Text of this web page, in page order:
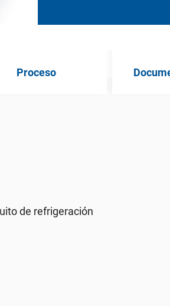
Proceso
de refrigeración